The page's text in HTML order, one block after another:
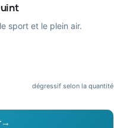
sport et le plein air.
dégressif selon la quantité
→